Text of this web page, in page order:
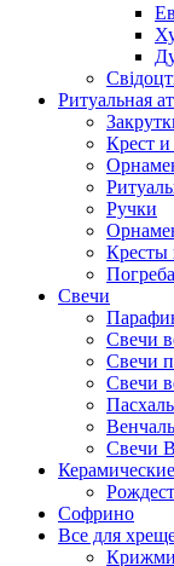
Ритуальная
Крест и
Ручки
Кресты
Свечи
Свечи
Свечи
Свечи
Свечи
Софрино
Все для
Крижми